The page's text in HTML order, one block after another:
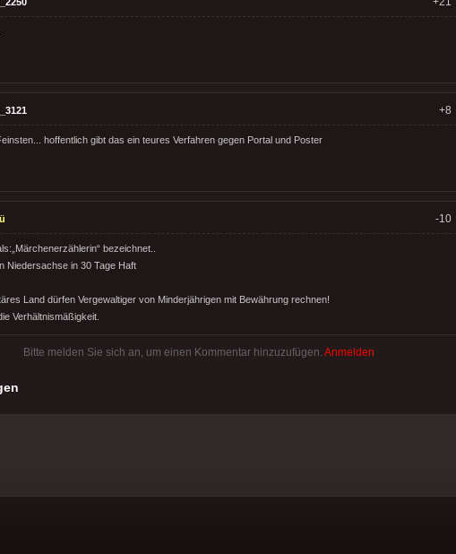
+8
hoffentlich gibt das ein teures Verfahren gegen Portal und Poster
-10
bezeichnet..
Niedersachse in 30 Tage Haft
Land dürfen Vergewaltiger von Minderjährigen mit Bewährung rechnen!
Verhältnismäßigkeit.
Bitte melden Sie sich an, um einen Kommentar hinzuzufügen. Anmelden